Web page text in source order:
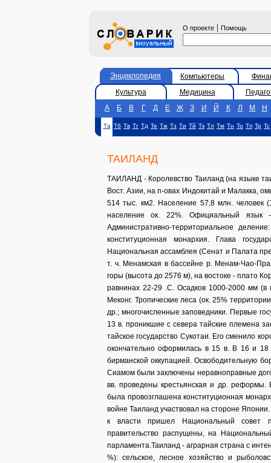
О проекте | Помощь
Энциклопедия Компьютеры
Культура
Медицина
А
Б В Г Д Е Ж З И Й К Л М Н
Та Тб Тв Тг Тд Те Тж Тз Ти Тй Тк Тл Тм Тн То Тп Тр Тс
ТАИЛАНД
ТАИЛАНД - Королевство Таиланд (на языке
Вост. Азии, на п-овах Индокитай и Малакка,
514 тыс. км2. Население 57,8 млн. человек
население ок. 22%. Официальный язык
Административно-территориальное
конституционная монархия. Глава
Национальная ассамблея (Сенат и Палата
т. ч. Менамская в бассейне р. Менам-Чао-
горы (высота до 2576 м), на востоке - плато
равнинах 22-29 .С. Осадков 1000-2000 мм
Меконг. Тропические леса (ок. 25%
др.; многочисленные заповедники. Первые
13 в. проникшие с севера тайские племена
тайское государство Сукотаи. Его сменило
окончательно оформилась в 15 в. В 16 и
бирманской оккупацией. Освободительную
Сиамом были заключены неравноправные
вв. проведены крестьянская и др. реформы.
была провозглашена конституционная
войне Таиланд участвовал на стороне
к власти пришел Национальный совет
правительство распущены, на
парламента.Таиланд - аграрная страна с
%): сельское, лесное хозяйство и